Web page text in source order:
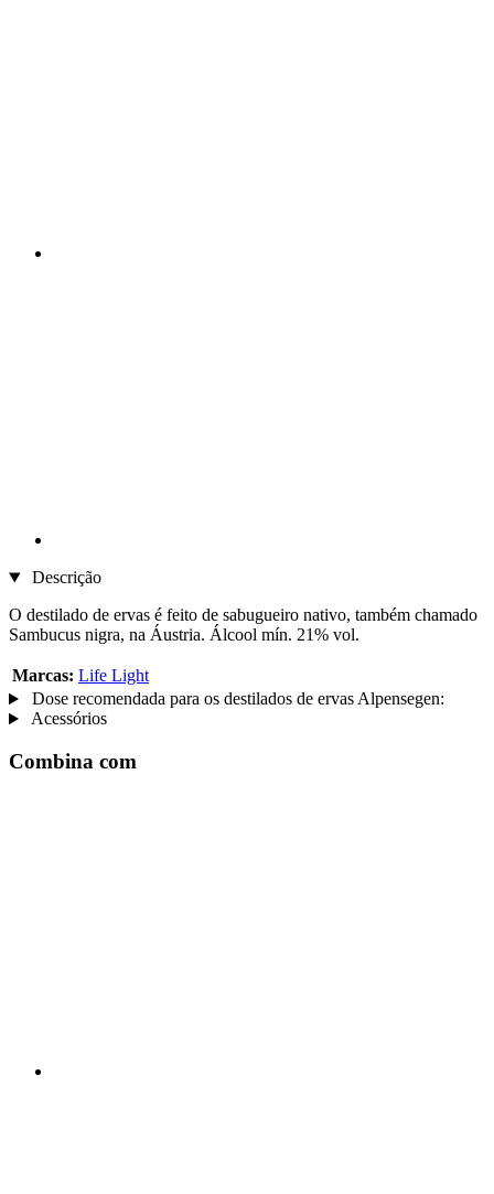
Descrição
O destilado de ervas é feito de sabugueiro nativo, também chamado
Sambucus nigra, na Áustria. Álcool mín. 21% vol.
Marcas: Life Light
Dose recomendada para os destilados de ervas Alpensegen:
Acessórios
Combina com